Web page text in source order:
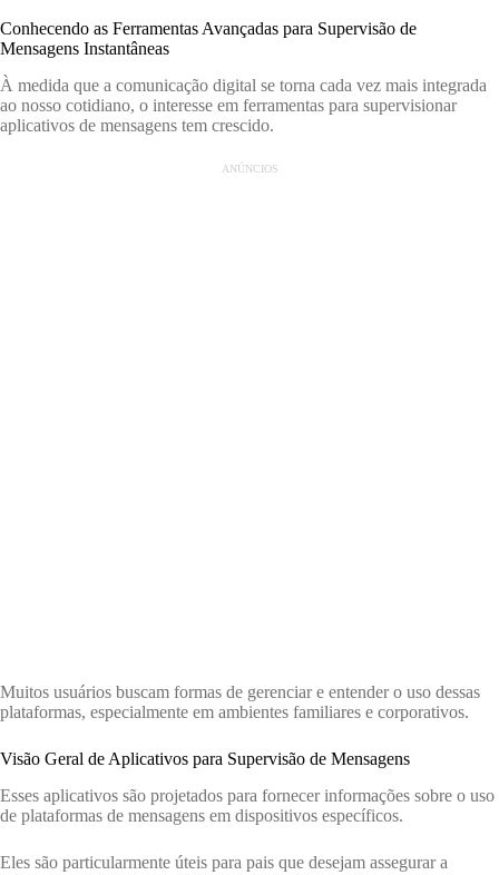
Conhecendo as Ferramentas Avançadas para Supervisão de
Mensagens Instantâneas
À medida que a comunicação digital se torna cada vez mais integrada
ao nosso cotidiano, o interesse em ferramentas para supervisionar
aplicativos de mensagens tem crescido.
ANÚNCIOS
Muitos usuários buscam formas de gerenciar e entender o uso dessas
plataformas, especialmente em ambientes familiares e corporativos.
Visão Geral de Aplicativos para Supervisão de Mensagens
Esses aplicativos são projetados para fornecer informações sobre o uso
de plataformas de mensagens em dispositivos específicos.
Eles são particularmente úteis para pais que desejam assegurar a